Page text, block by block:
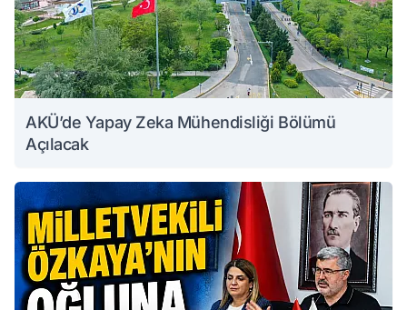
AKÜ’de Yapay Zeka Mühendisliği Bölümü
Açılacak